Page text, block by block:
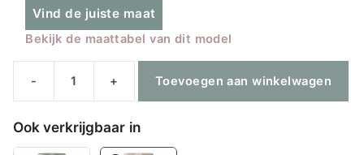
Vind de juiste maat
Bekijk de maattabel van dit model
-
Angels
SPORTY
Sand
+ Toevoegen aan winkelwagen
Ook verkrijgbaar in